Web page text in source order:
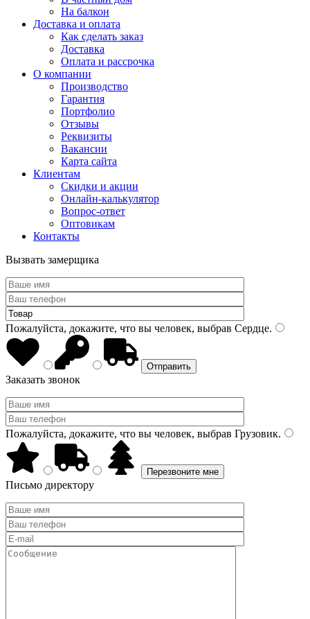
На балкон
Доставка и оплата
Как сделать заказ
Доставка
Оплата и рассрочка
О компании
Производство
Гарантия
Портфолио
Отзывы
Реквизиты
Вакансии
Карта сайта
Клиентам
Скидки и акции
Онлайн-калькулятор
Вопрос-ответ
Оптовикам
Контакты
Вызвать замерщика
Пожалуйста, докажите, что вы человек, выбрав Сердце.
Заказать звонок
Пожалуйста, докажите, что вы человек, выбрав Грузовик.
Письмо директору